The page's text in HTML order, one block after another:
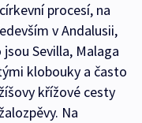
procesí, na
v Andalusii,
Sevilla, Malaga
klobouky a často
křížové cesty
Na